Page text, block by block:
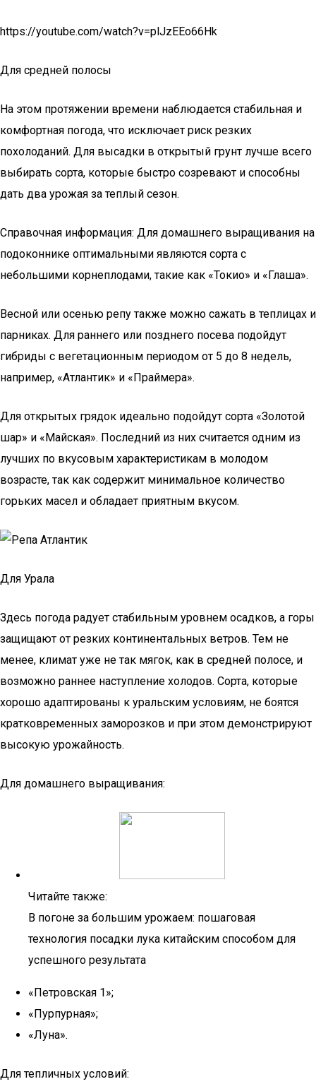
https://youtube.com/watch?v=plJzEEo66Hk
Для средней полосы
На этом протяжении времени наблюдается стабильная и
комфортная погода, что исключает риск резких
похолоданий. Для высадки в открытый грунт лучше всего
выбирать сорта, которые быстро созревают и способны
дать два урожая за теплый сезон.
Справочная информация: Для домашнего выращивания на
подоконнике оптимальными являются сорта с
небольшими корнеплодами, такие как «Токио» и «Глаша».
Весной или осенью репу также можно сажать в теплицах и
парниках. Для раннего или позднего посева подойдут
гибриды с вегетационным периодом от 5 до 8 недель,
например, «Атлантик» и «Праймера».
Для открытых грядок идеально подойдут сорта «Золотой
шар» и «Майская». Последний из них считается одним из
лучших по вкусовым характеристикам в молодом
возрасте, так как содержит минимальное количество
горьких масел и обладает приятным вкусом.
Для Урала
Здесь погода радует стабильным уровнем осадков, а горы
защищают от резких континентальных ветров. Тем не
менее, климат уже не так мягок, как в средней полосе, и
возможно раннее наступление холодов. Сорта, которые
хорошо адаптированы к уральским условиям, не боятся
кратковременных заморозков и при этом демонстрируют
высокую урожайность.
Для домашнего выращивания:
Читайте также:
В погоне за большим урожаем: пошаговая
технология посадки лука китайским способом для
успешного результата
«Петровская 1»;
«Пурпурная»;
«Луна».
Для тепличных условий: